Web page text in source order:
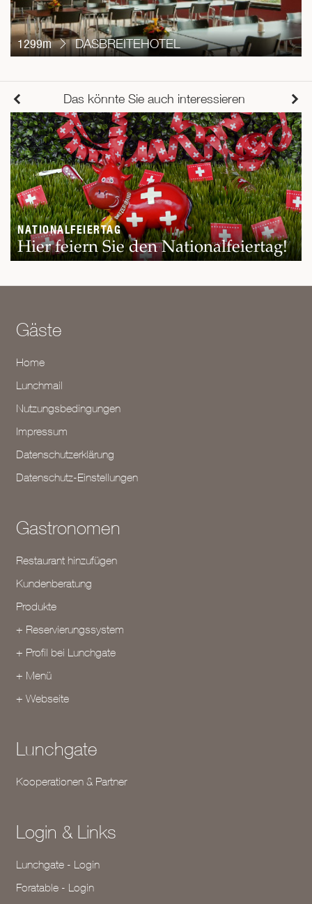
1299m DASBREITEHOTEL
Das könnte Sie auch interessieren
NATIONALFEIERTAG
Hier feiern Sie den Nationalfeiertag!
Gäste
Home
Lunchmail
Nutzungsbedingungen
Impressum
Datenschutzerklärung
Datenschutz-Einstellungen
Gastronomen
Restaurant hinzufügen
Kundenberatung
Produkte
+ Reservierungssystem
+ Profil bei Lunchgate
+ Menü
+ Webseite
Lunchgate
Kooperationen & Partner
Login & Links
Lunchgate - Login
Foratable - Login